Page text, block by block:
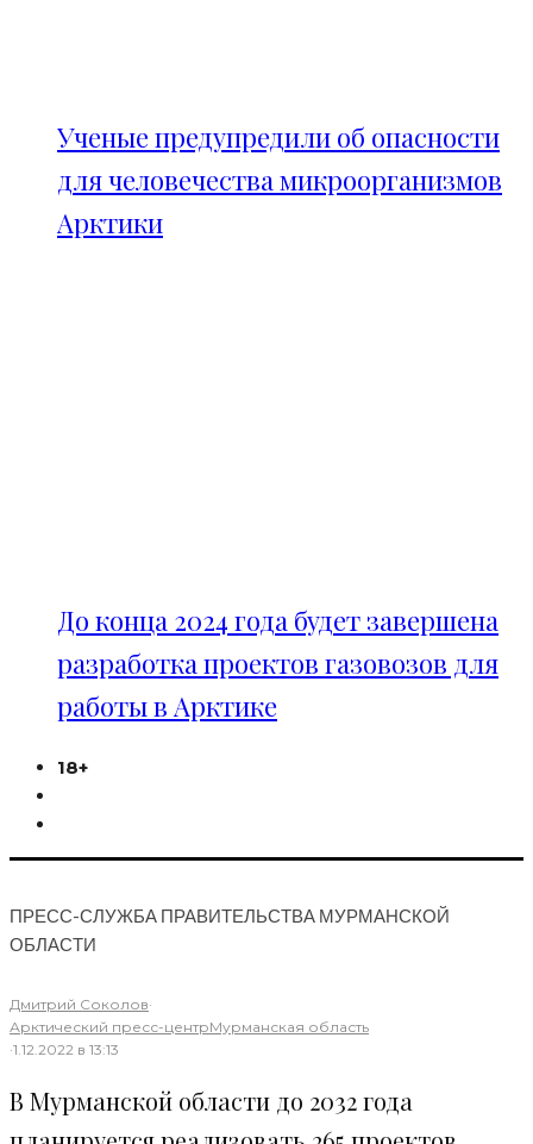
Ученые предупредили об опасности
для человечества микроорганизмов
Арктики
До конца 2024 года будет завершена
разработка проектов газовозов для
работы в Арктике
18+
ПРЕСС-СЛУЖБА ПРАВИТЕЛЬСТВА МУРМАНСКОЙ
ОБЛАСТИ
Дмитрий Соколов·
Арктический пресс-центрМурманская область
·1.12.2022 в 13:13
В Мурманской области до 2032 года